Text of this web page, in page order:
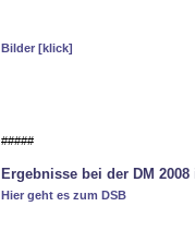
Bilder [klick]
#####
Ergebnisse bei der DM
Hier geht es zum DSB